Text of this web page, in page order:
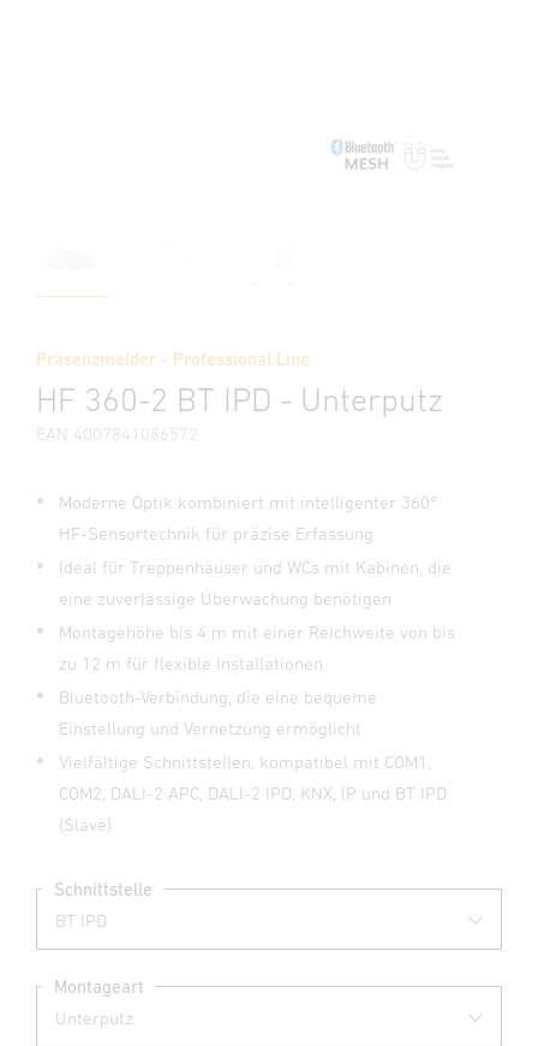
Präsenzmelder - Professional Line
HF 360-2 BT IPD - Unterputz
EAN 4007841086572
Moderne Optik kombiniert mit intelligenter 360°
HF-Sensortechnik für präzise Erfassung
Ideal für Treppenhäuser und WCs mit Kabinen, die
eine zuverlässige Überwachung benötigen
Montagehöhe bis 4 m mit einer Reichweite von bis
zu 12 m für flexible Installationen
Bluetooth-Verbindung, die eine bequeme
Einstellung und Vernetzung ermöglicht
Vielfältige Schnittstellen, kompatibel mit COM1,
COM2, DALI-2 APC, DALI-2 IPD, KNX, IP und BT IPD
(Slave)
Schnittstelle
Montageart